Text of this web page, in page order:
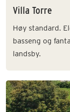
Villa Torre
Høy standard.
basseng og
landsby.